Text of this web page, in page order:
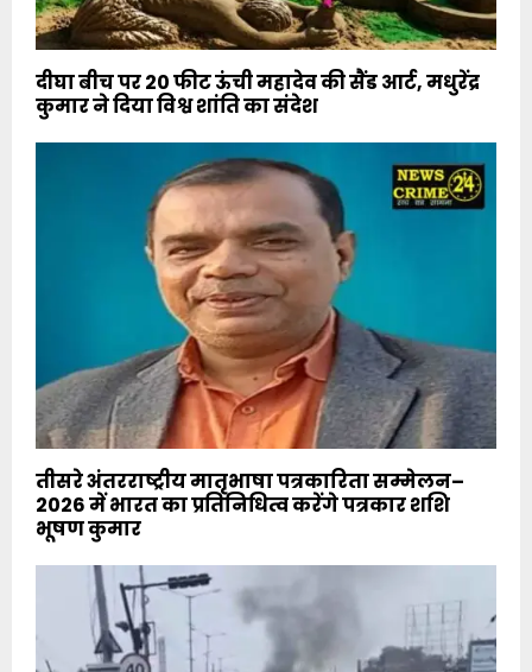
दीघा बीच पर 20 फीट ऊंची महादेव की सैंड आर्ट, मधुरेंद्र
कुमार ने दिया विश्व शांति का संदेश
तीसरे अंतरराष्ट्रीय मातृभाषा पत्रकारिता सम्मेलन–
2026 में भारत का प्रतिनिधित्व करेंगे पत्रकार शशि
भूषण कुमार